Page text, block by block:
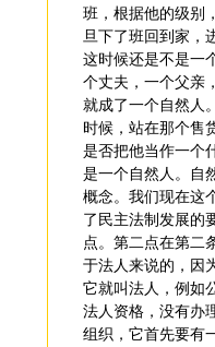
班，根据他的级别
旦下了班回到家，
这时候还是不是一
个丈夫，一个父亲
就成了一个自然人
时候，站在那个售
是否把他当作一个
是一个自然人。自
概念。我们现在这
了民主法制发展的
点。第二点在第二
于法人来说的，因
它就叫法人，例如
法人资格，没有办
组织，它首先要有